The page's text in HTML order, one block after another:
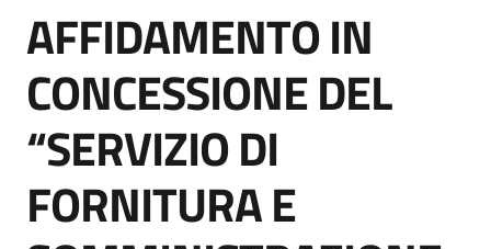
strumenti
di
Supporto
Piattaforme
Salta al contenuto
AFFIDAMENTO IN
CONCESSIONE DEL
“SERVIZIO DI
FORNITURA E